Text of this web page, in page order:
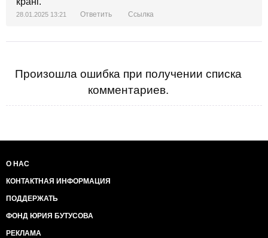
28.01.2025 13:21 Ответить Ссылка
Произошла ошибка при получении списка
комментариев.
О НАС
КОНТАКТНАЯ ИНФОРМАЦИЯ
ПОДДЕРЖАТЬ
ФОНД ЮРИЯ БУТУСОВА
РЕКЛАМА